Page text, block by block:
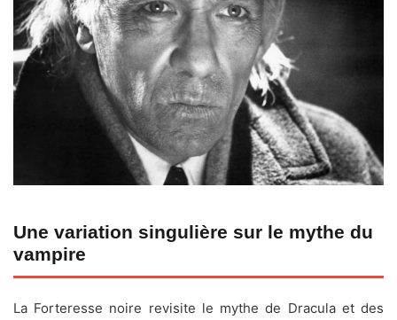
Une variation singulière sur le mythe du
vampire
La Forteresse noire revisite le mythe de Dracula et des